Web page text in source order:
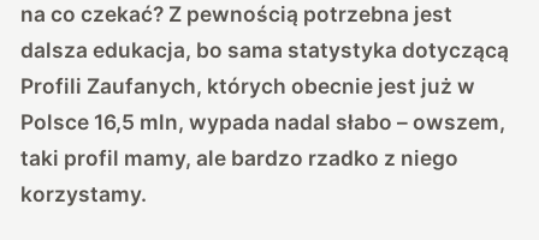
na co czekać? Z pewnością potrzebna jest
dalsza edukacja, bo sama statystyka dotyczącą
Profili Zaufanych, których obecnie jest już w
Polsce 16,5 mln, wypada nadal słabo – owszem,
taki profil mamy, ale bardzo rzadko z niego
korzystamy.